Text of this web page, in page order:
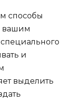
способы
вашим
и
выделить